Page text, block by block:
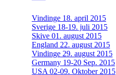
Vindinge 18. april 2015
Sverige 18-19. juli 2015
Skive 01. august 2015
England 22. august 2015
Vindinge 29. august 2015
Germany 19-20 Sep. 2015
USA 02-09. Oktober 2015